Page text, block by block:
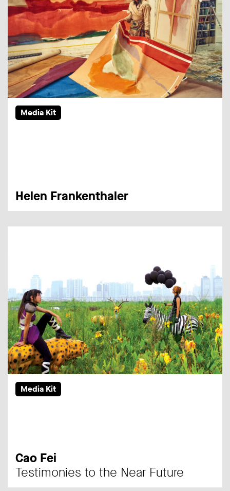
Media Kit
Helen Frankenthaler
Media Kit
Cao Fei
Testimonies to the Near Future